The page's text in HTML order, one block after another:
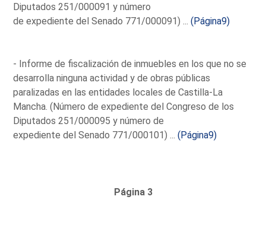
Diputados 251/000091 y número
de expediente del Senado 771/000091) ...(Página9)
- Informe de fiscalización de inmuebles en los que no se
desarrolla ninguna actividad y de obras públicas
paralizadas en las entidades locales de Castilla-La
Mancha. (Número de expediente del Congreso de los
Diputados 251/000095 y número de
expediente del Senado 771/000101) ...(Página9)
Página 3